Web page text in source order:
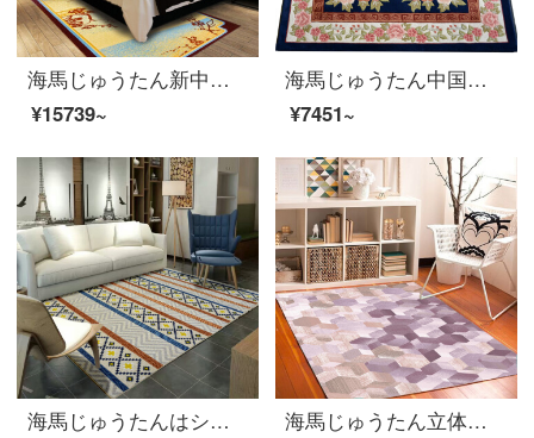
海馬じゅうたん新中国式寝室書斎ウールカーペット
¥15739~
海馬じゅうたん中国風手作りのカット花ニュージーランドウール手製の客間じゅうたんHM-1080カスタム(平方メートルごとに)サイズが違います。カスタマーサービスに連絡してください。
¥7451~
海馬じゅうたんはシンプルで西洋式客間レストラン寝室書斎現物じゅうたんR 9448/H 104 A 1.6 M*2.3 M
海馬じゅうたん立体チェック書斎じゅうたん客間オーダーメイド絨毯ニュージーランドウール手製絨毯